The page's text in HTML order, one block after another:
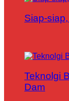
Siap-
Teknolgi
Dam